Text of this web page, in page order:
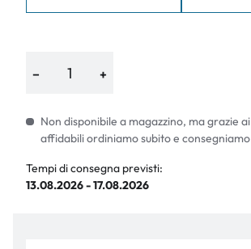
− +
Non disponibile a magazzino, ma grazie
affidabili ordiniamo subito e
Tempi di consegna previsti:
13.08.2026 - 17.08.2026